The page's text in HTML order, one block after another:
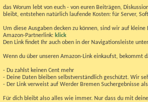
das Worum lebt von euch - von euren Beiträgen,
bleibt, entstehen natürlich laufende Kosten: für Server,
Um diese Ausgaben decken zu können, sind wir auf
Amazon-Partnerlink: klick
Den Link findet Ihr auch oben in der Navigationsleiste
Wenn du über unseren Amazon-Link einkaufst, bekommt
- Du zahlst keinen Cent mehr
- Deine Daten bleiben selbstverständlich geschützt. Wir
- Der Link verweist auf Werder Bremen Suchergebnisse
Für dich bleibt also alles wie immer. Nur dass du mit